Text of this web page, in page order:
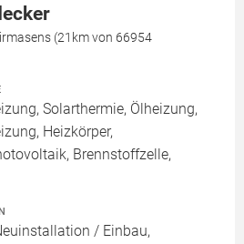
(21km von 66954
Solarthermie, Ölheizung,
Heizkörper,
Brennstoffzelle,
/ Einbau,